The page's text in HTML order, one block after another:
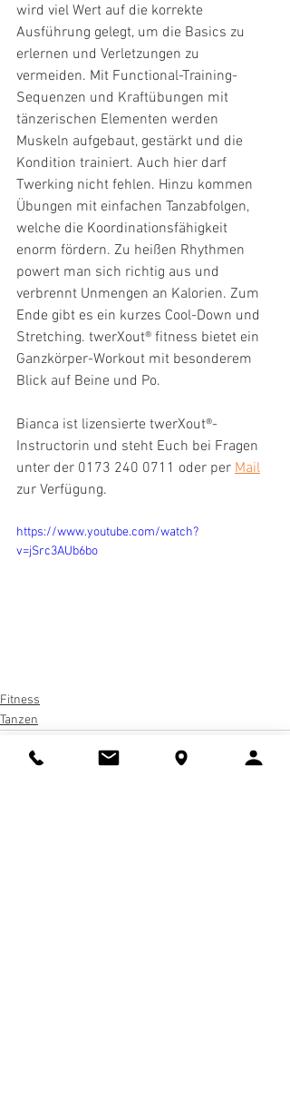
wird viel Wert auf die korrekte
Ausführung gelegt, um die Basics zu
erlernen und Verletzungen zu
vermeiden. Mit Functional-Training-
Sequenzen und Kraftübungen mit
tänzerischen Elementen werden
Muskeln aufgebaut, gestärkt und die
Kondition trainiert. Auch hier darf
Twerking nicht fehlen. Hinzu kommen
Übungen mit einfachen Tanzabfolgen,
welche die Koordinationsfähigkeit
enorm fördern. Zu heißen Rhythmen
powert man sich richtig aus und
verbrennt Unmengen an Kalorien. Zum
Ende gibt es ein kurzes Cool-Down und
Stretching. twerXout® fitness bietet ein
Ganzkörper-Workout mit besonderem
Blick auf Beine und Po.
Bianca ist lizensierte twerXout®-
Instructorin und steht Euch bei Fragen
unter der 0173 240 0711 oder per Mail
zur Verfügung.
https://www.youtube.com/watch?
v=jSrc3AUb6bo
Fitness
Tanzen